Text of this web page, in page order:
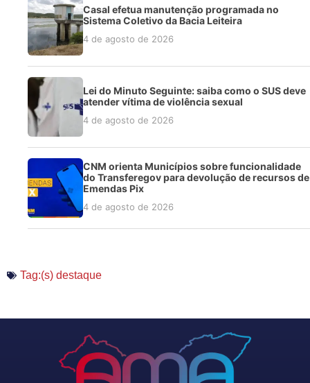
Casal efetua manutenção programada no
Sistema Coletivo da Bacia Leiteira
4 de agosto de 2026
Lei do Minuto Seguinte: saiba como o SUS deve
atender vítima de violência sexual
4 de agosto de 2026
CNM orienta Municípios sobre funcionalidade
do Transferegov para devolução de recursos de
Emendas Pix
4 de agosto de 2026
Tag:(s) destaque